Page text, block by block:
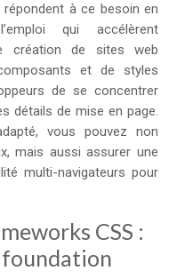
à ce besoin en
qui accélèrent
création de sites web
et de styles
de se concentrer
détails de mise en page.
vous pouvez non
mais aussi assurer une
multi-navigateurs pour
CSS :